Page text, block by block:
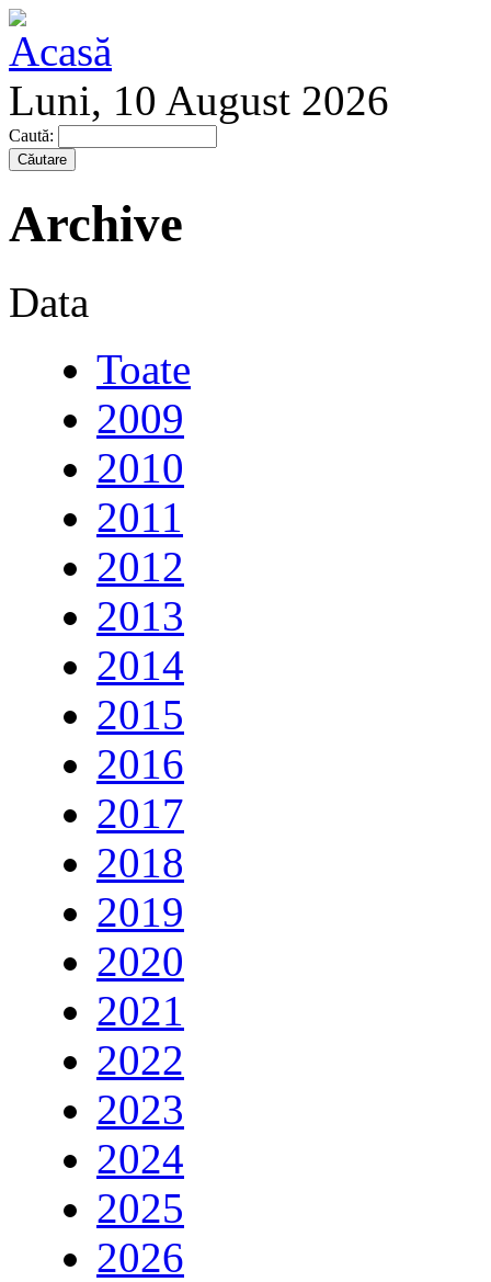
Luni, 10 August 2026
Caută:
Archive
Data
Toate
2009
2010
2011
2012
2013
2014
2015
2016
2017
2018
2019
2020
2021
2022
2023
2024
2025
2026